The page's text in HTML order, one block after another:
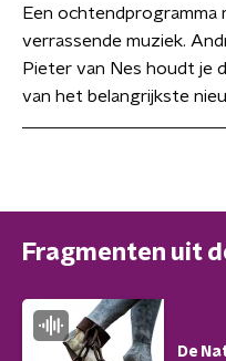
Een ochtendprogramma
verrassende muziek.
Pieter van Nes houdt je
van het belangrijkste
Fragmenten uit
De